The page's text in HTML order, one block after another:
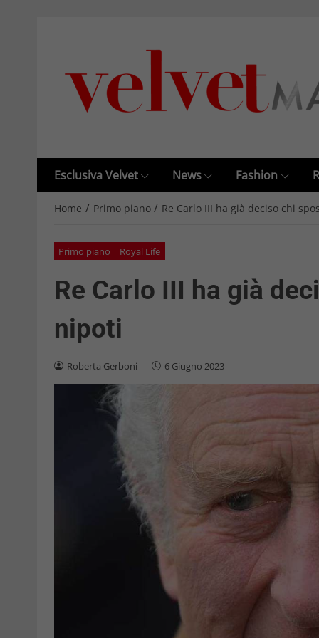
Esclusiva Velvet News Fashion
Home / Primo piano / Re Carlo III ha già deciso chi
Primo piano Royal Life
Re Carlo III ha già
nipoti
Roberta Gerboni - 6 Giugno 2023